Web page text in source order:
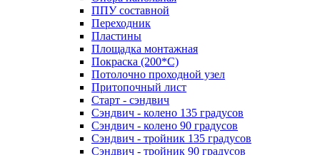
ППУ составной
Переходник
Пластины
Площадка монтажная
Покраска (200*С)
Потолочно проходной узел
Притопочный лист
Старт - сэндвич
Сэндвич - колено 135 градусов
Сэндвич - колено 90 градусов
Сэндвич - тройник 135 градусов
Сэндвич - тройник 90 градусов